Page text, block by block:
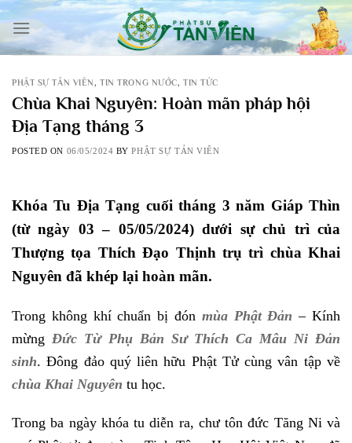
Skip
content
PHẬT SỰ TẢN VIÊN ,TIN TRONG NƯỚC,TIN TỨC
Chùa Khai Nguyên: Hoàn mãn pháp hội
Địa Tạng tháng 3
POSTED ON 06/05/2024 BYPHẬT SỰ TẢN VIÊN
Khóa Tu Địa Tạng cuối tháng 3 năm Giáp Thìn
(từ ngày 03 – 05/05/2024) dưới sự chủ trì của
Thượng tọa Thích Đạo Thịnh trụ trì chùa Khai
Nguyên đã khép lại hoàn mãn.
Trong không khí chuẩn bị đón mùa Phật Đản – Kính
mừng Đức Từ Phụ Bản Sư Thích Ca Mâu Ni Đản
sinh. Đông đảo quý liên hữu Phật Tử cùng vân tập về
chùa Khai Nguyên tu học.
Trong ba ngày khóa tu diễn ra, chư tôn đức Tăng Ni và